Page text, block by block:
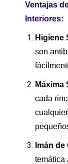
Ventajas
Interiores:
Higiene
son
Máxima
cada
Imán
temática